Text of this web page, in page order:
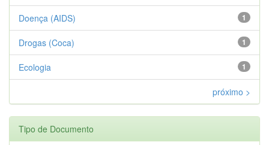
1
Doença (AIDS)
1
Drogas (Coca)
1
Ecologia
próximo >
Tipo de Documento